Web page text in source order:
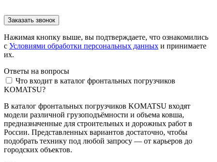
Нажимая кнопку выше, вы подтверждаете, что ознакомились
с Условиями обработки персональных данных и принимаете
их.
Ответы на вопросы
Что входит в каталог фронтальных погрузчиков
KOMATSU?
В каталог фронтальных погрузчиков KOMATSU входят
модели различной грузоподъёмности и объема ковша,
предназначенные для строительных и дорожных работ в
России. Представленных вариантов достаточно, чтобы
подобрать технику под любой запросу — от карьеров до
городских объектов.